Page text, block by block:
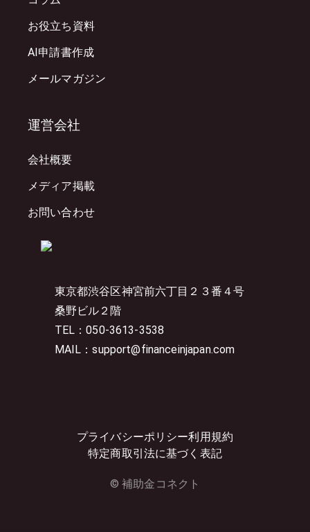
東京都渋谷区神宮前六丁目２３番４号
桑野ビル２階
TEL：050-3613-3538
MAIL：support@financeinjapan.com
プライバシーポリシー利用規約
特定商取引法に基づく表記
© 補助金コネクト
お役立ち資料
AI申請書作成
メールマガジン
運営会社
会社概要
メディア掲載
お問い合わせ